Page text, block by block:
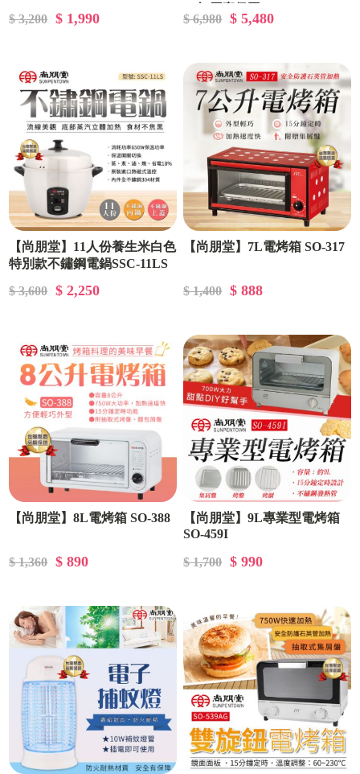
$ 3,200
$ 1,990 $ 6,980 $ 5,480
【尚朋堂】11人份養生米白色
特別款不鏽鋼電鍋SSC-11LS
$ 3,600
$ 2,250
【尚朋堂】7L電烤箱 SO-317
$ 1,400 $ 888
【尚朋堂】8L電烤箱 SO-388
$ 1,360 $ 890
【尚朋堂】9L專業型電烤箱
SO-459I
$ 1,700 $ 990